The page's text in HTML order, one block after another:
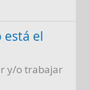
está el
y/o trabajar